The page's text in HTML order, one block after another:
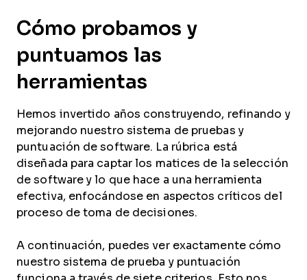
Cómo probamos y
puntuamos las
herramientas
Hemos invertido años construyendo, refinando y
mejorando nuestro sistema de pruebas y
puntuación de software. La rúbrica está
diseñada para captar los matices de la selección
de software y lo que hace a una herramienta
efectiva, enfocándose en aspectos críticos del
proceso de toma de decisiones.
A continuación, puedes ver exactamente cómo
nuestro sistema de prueba y puntuación